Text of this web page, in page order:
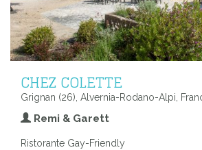
CHEZ COLETTE
Grignan (26), Alvernia-Rodano-Alpi,
Remi & Garett
Ristorante Gay-Friendly